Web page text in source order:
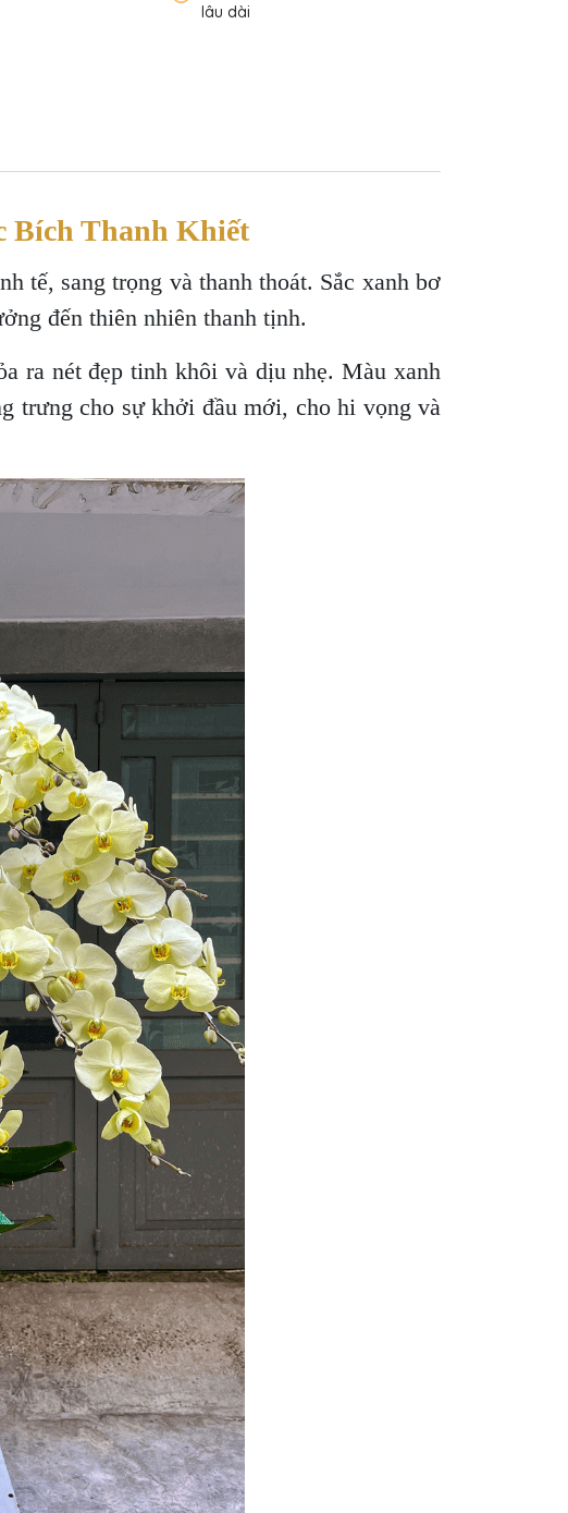
lâu dài
Bích Thanh Khiết
tế, sang trọng và thanh thoát. Sắc xanh bơ
đến thiên nhiên thanh tịnh.
ra nét đẹp tinh khôi và dịu nhẹ. Màu xanh
trưng cho sự khởi đầu mới, cho hi vọng và